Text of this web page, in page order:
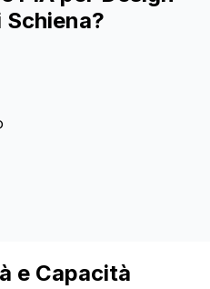
Schiena?
e Capacità